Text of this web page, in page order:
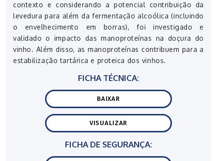
contexto e considerando a potencial contribuição da
levedura para além da fermentação alcoólica (incluindo
o envelhecimento em borras), foi investigado e
validado o impacto das manoproteínas na doçura do
vinho. Além disso, as manoproteínas contribuem para a
estabilização tartárica e proteica dos vinhos.
FICHA TÉCNICA:
BAIXAR
VISUALIZAR
FICHA DE SEGURANÇA: